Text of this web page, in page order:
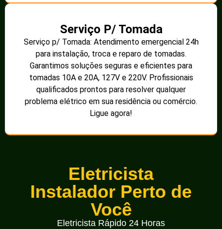
Serviço P/ Tomada
Serviço p/ Tomada: Atendimento emergencial 24h
para instalação, troca e reparo de tomadas.
Garantimos soluções seguras e eficientes para
tomadas 10A e 20A, 127V e 220V. Profissionais
qualificados prontos para resolver qualquer
problema elétrico em sua residência ou comércio.
Ligue agora!
Eletricista
Instalador Perto de
Você
Eletricista Rápido 24 Horas